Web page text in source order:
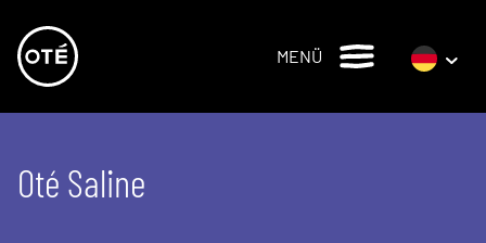
MENÜ
Oté Saline